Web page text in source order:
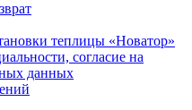
теплицы «Новатор»
согласие на
данных